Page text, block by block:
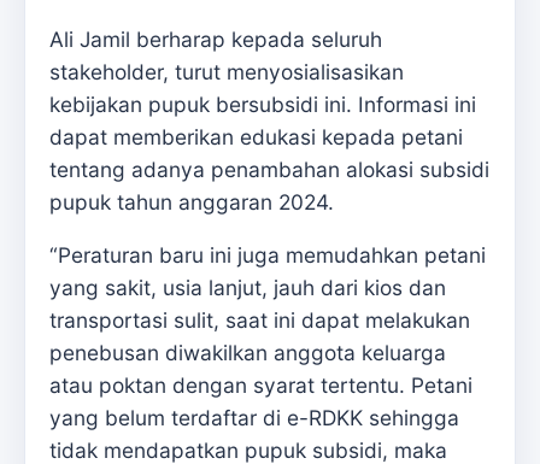
Ali Jamil berharap kepada seluruh
stakeholder, turut menyosialisasikan
kebijakan pupuk bersubsidi ini. Informasi ini
dapat memberikan edukasi kepada petani
tentang adanya penambahan alokasi subsidi
pupuk tahun anggaran 2024.
“Peraturan baru ini juga memudahkan petani
yang sakit, usia lanjut, jauh dari kios dan
transportasi sulit, saat ini dapat melakukan
penebusan diwakilkan anggota keluarga
atau poktan dengan syarat tertentu. Petani
yang belum terdaftar di e-RDKK sehingga
tidak mendapatkan pupuk subsidi, maka